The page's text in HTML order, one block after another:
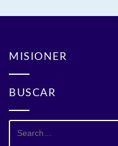
MISIONER
BUSCAR
Search